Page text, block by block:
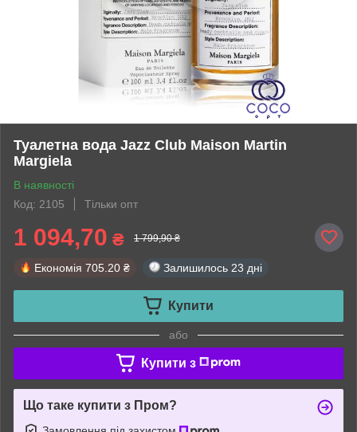
Туалетна вода Jazz Club Maison Martin
Margiela
В наявності
Код: 2105
Тільки опт
1 094,70 ₴ 1 799,90 ₴
Економія 705.20 ₴ Залишилось 23 дні
Купити
або
Купити з
Що таке купити з Пром?